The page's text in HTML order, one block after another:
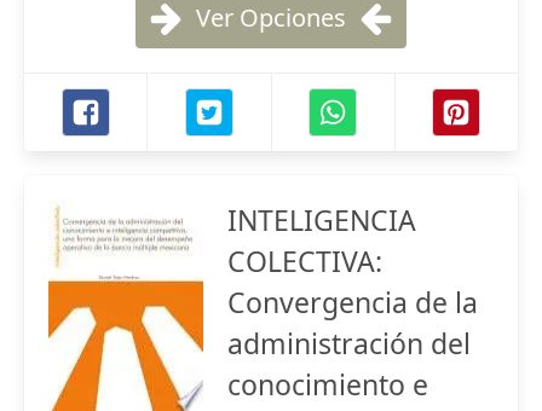
Ver Opciones
INTELIGENCIA
COLECTIVA:
Convergencia de la
administración del
conocimiento e